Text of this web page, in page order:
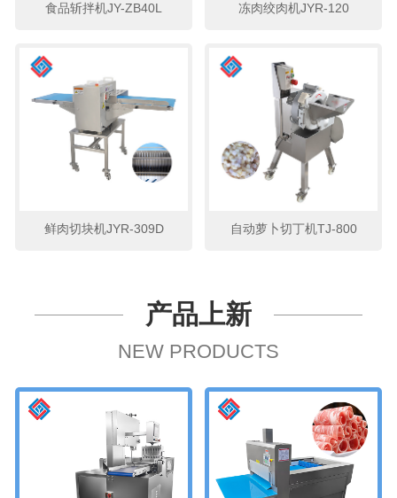
食品斩拌机JY-ZB40L 冻肉绞肉机JYR-120
鲜肉切块机JYR-309D 自动萝卜切丁机TJ-800
产品上新
NEW PRODUCTS